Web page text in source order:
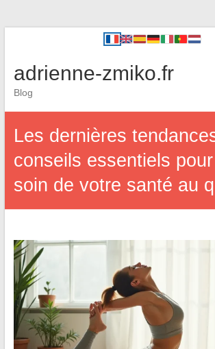
adrienne-zmiko.fr
Blog
Les dernières
conseils essentiels
soin de votre santé au